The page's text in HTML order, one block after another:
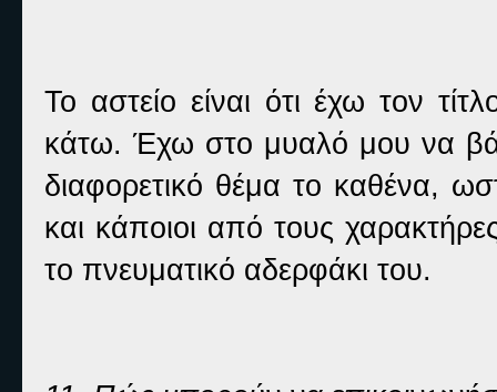
Το αστείο είναι ότι έχω τον
κάτω. Έχω στο μυαλό μου να
διαφορετικό θέμα το καθένα,
και κάποιοι από τους
το πνευματικό αδερφάκι του.